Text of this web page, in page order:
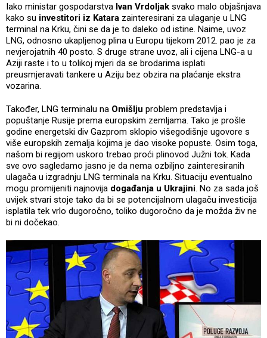
Iako ministar gospodarstva Ivan Vrdoljak svako malo objašnjava
kako su investitori iz Katara zainteresirani za ulaganje u LNG
terminal na Krku, čini se da je to daleko od istine. Naime, uvoz
LNG, odnosno ukapljenog plina u Europu tijekom 2012. pao je za
nevjerojatnih 40 posto. S druge strane uvoz, ali i cijena LNG-a u
Aziji raste i to u tolikoj mjeri da se brodarima isplati
preusmjeravati tankere u Aziju bez obzira na plaćanje ekstra
vozarina.
Također, LNG terminalu na Omišlju problem predstavlja i
popuštanje Rusije prema europskim zemljama. Tako je prošle
godine energetski div Gazprom sklopio višegodišnje ugovore s
više europskih zemalja kojima je dao visoke popuste. Osim toga,
našom bi regijom uskoro trebao proći plinovod Južni tok. Kada
sve ovo sagledamo jasno je da nema ozbiljno zainteresiranih
ulagača u izgradnju LNG terminala na Krku. Situaciju eventualno
mogu promijeniti najnovija događanja u Ukrajini. No za sada još
uvijek stvari stoje tako da bi se potencijalnom ulagaču investicija
isplatila tek vrlo dugoročno, toliko dugoročno da je možda živ ne
bi ni dočekao.